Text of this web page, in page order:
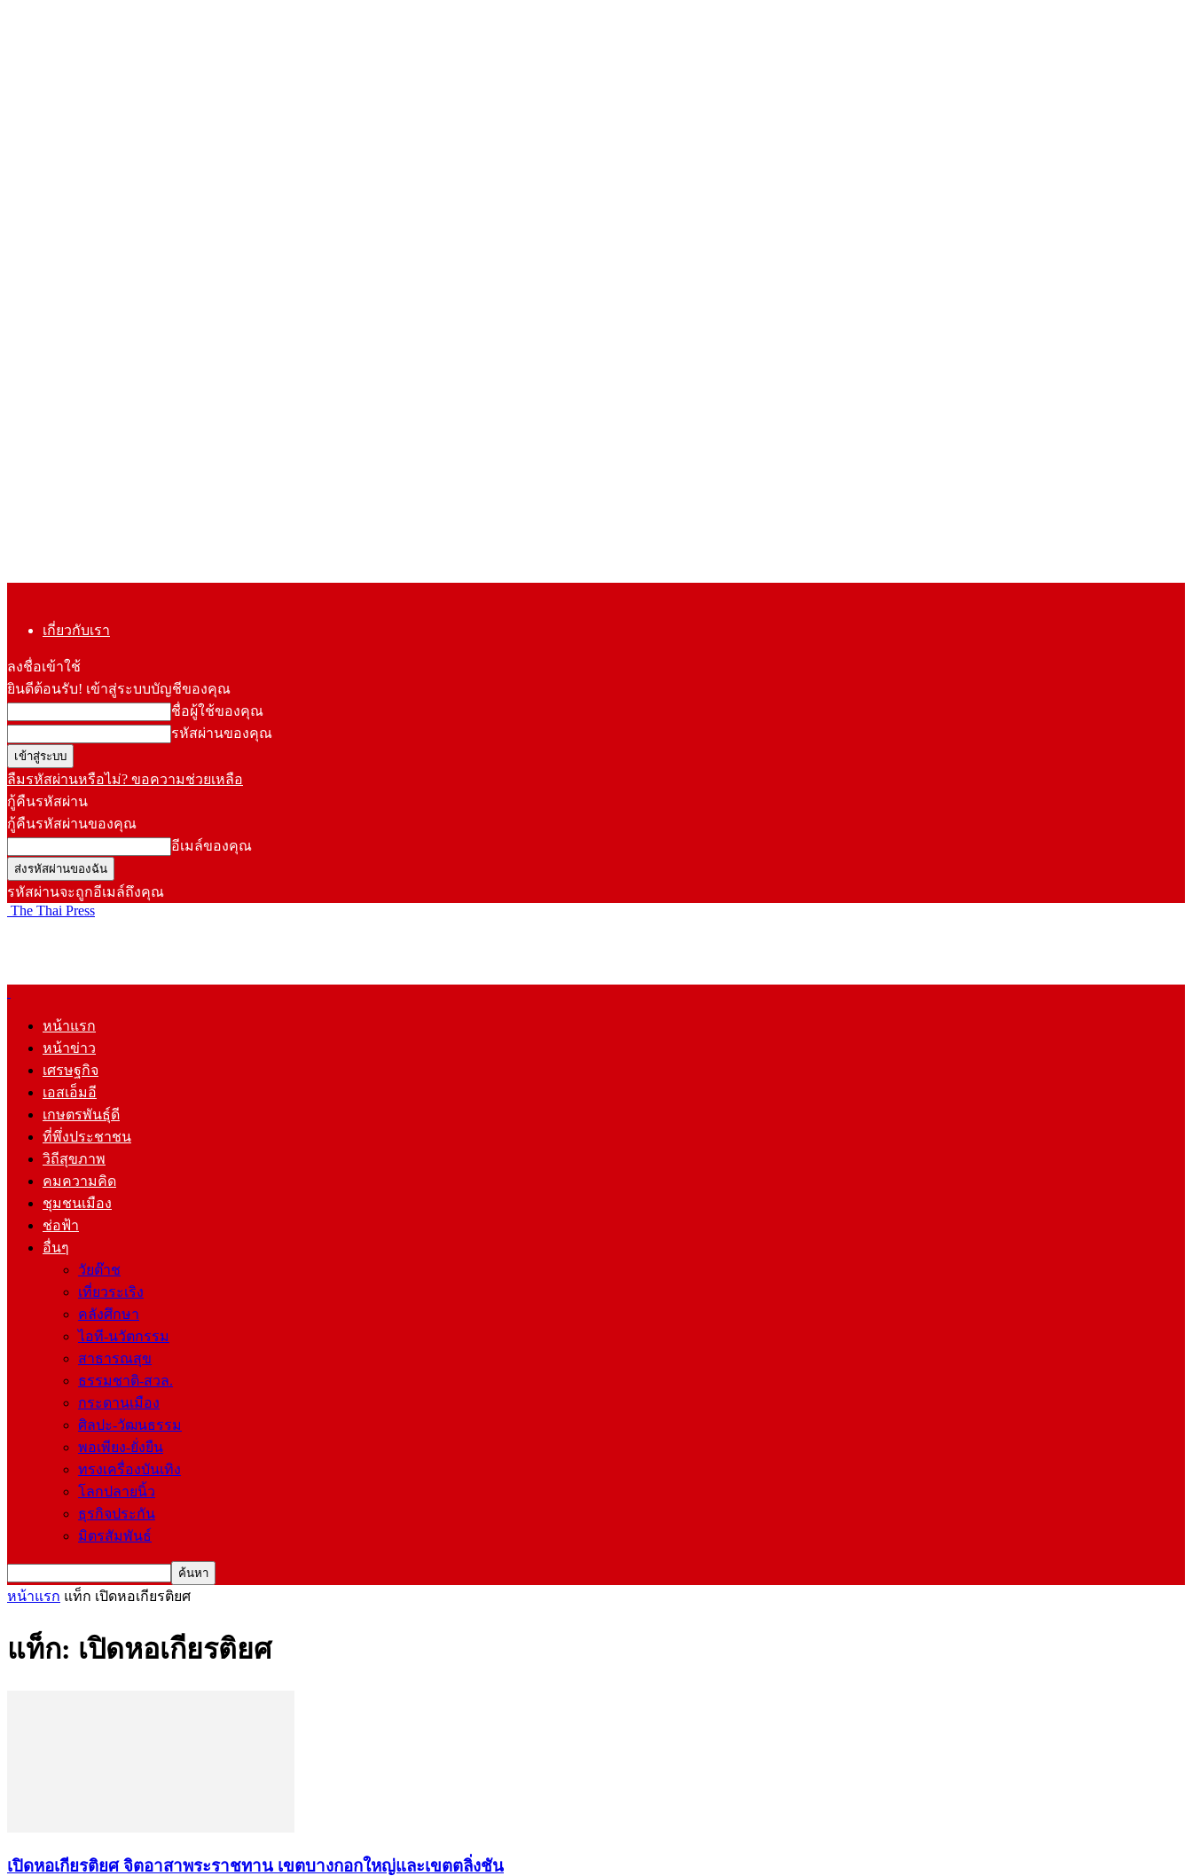
เกี่ยวกับเรา
ลงชื่อเข้าใช้
ยินดีต้อนรับ! เข้าสู่ระบบบัญชีของคุณ
ชื่อผู้ใช้ของคุณ
รหัสผ่านของคุณ
ลืมรหัสผ่านหรือไม่? ขอความช่วยเหลือ
กู้คืนรหัสผ่าน
กู้คืนรหัสผ่านของคุณ
อีเมล์ของคุณ
รหัสผ่านจะถูกอีเมล์ถึงคุณ
The Thai Press
หน้าแรก
หน้าข่าว
เศรษฐกิจ
เอสเอ็มอี
เกษตรพันธุ์ดี
ที่พึ่งประชาชน
วิถีสุขภาพ
คมความคิด
ชุมชนเมือง
ช่อฟ้า
อื่นๆ
วัยต๊าช
เที่ยวระเริง
คลังศึกษา
ไอที-นวัตกรรม
สาธารณสุข
ธรรมชาติ-สวล.
กระดานเมือง
ศิลปะ-วัฒนธรรม
พอเพียง-ยั่งยืน
ทรงเครื่องบันเทิง
โลกปลายนิ้ว
ธุรกิจประกัน
มิตรสัมพันธ์
หน้าแรก แท็ก เปิดหอเกียรติยศ
แท็ก: เปิดหอเกียรติยศ
เปิดหอเกียรติยศ จิตอาสาพระราชทาน เขตบางกอกใหญ่และเขตตลิ่งชัน